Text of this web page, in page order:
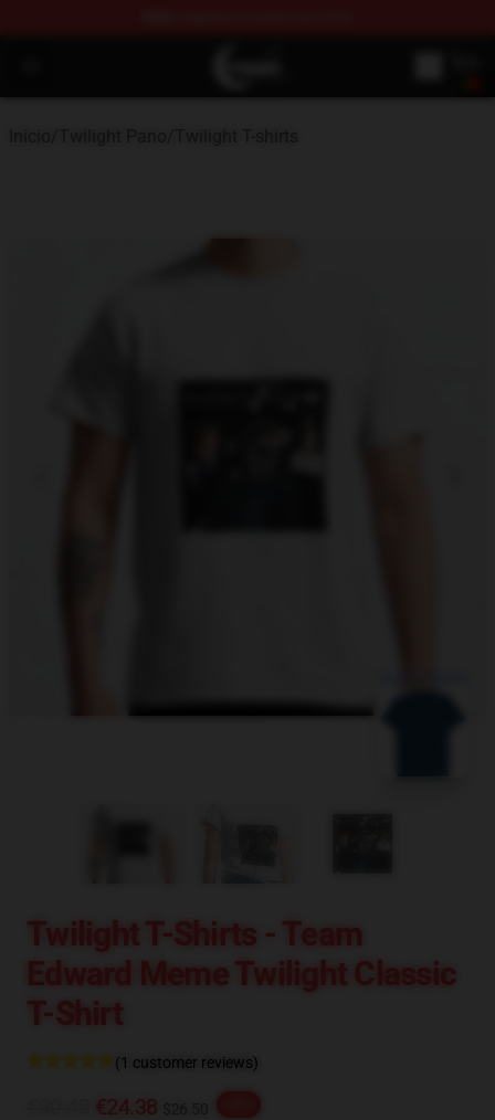
Twilight Store - Official Twilight Merchandise Shop
Twilight T-Shirts - Team
Edward Meme Twilight Classic
T-Shirt
(1 customer reviews)
€24.38